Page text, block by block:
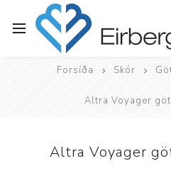
Forsíða Skór
Altra Voyager
Altra Voyager